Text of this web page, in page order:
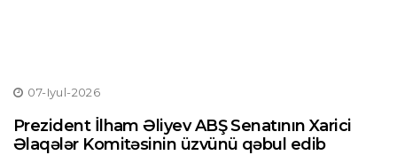
07-Iyul-2026
Prezident İlham Əliyev ABŞ Senatının Xarici
Əlaqələr Komitəsinin üzvünü qəbul edib